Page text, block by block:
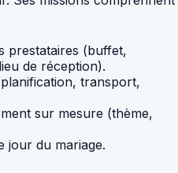
prestataires (buffet,
de réception).
transport,
sur mesure (thème,
jour du mariage.